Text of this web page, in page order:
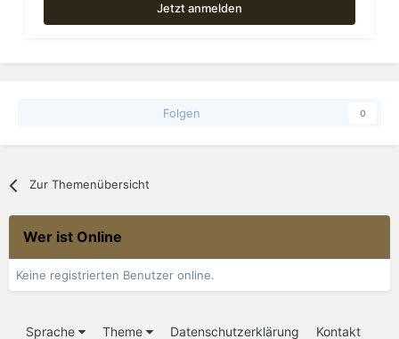
Jetzt anmelden
Folgen 0
Zur Themenübersicht
Wer ist Online
Keine registrierten Benutzer online.
Sprache Theme Datenschutzerklärung Kontakt